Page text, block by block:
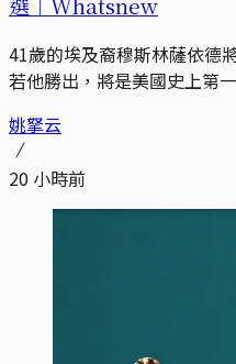
41歲的埃及裔穆斯林薩依德
若他勝出，將是美國史上第
姚拏云
20 小時前